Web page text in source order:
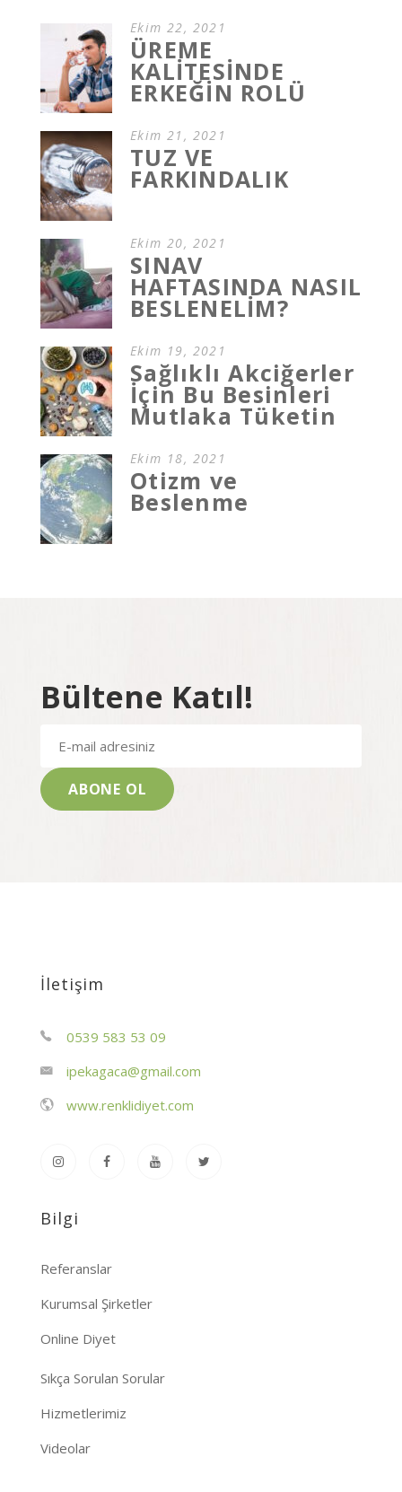
Ekim 22, 2021
ÜREME
KALİTESİNDE
ERKEĞİN ROLÜ
Ekim 21, 2021
TUZ VE
FARKINDALIK
Ekim 20, 2021
SINAV
HAFTASINDA NASIL
BESLENELİM?
Ekim 19, 2021
Sağlıklı Akciğerler
İçin Bu Besinleri
Mutlaka Tüketin
Ekim 18, 2021
Otizm ve
Beslenme
Bültene Katıl!
İletişim
0539 583 53 09
ipekagaca@gmail.com
www.renklidiyet.com
Bilgi
Referanslar
Kurumsal Şirketler
Online Diyet
Sıkça Sorulan Sorular
Hizmetlerimiz
Videolar